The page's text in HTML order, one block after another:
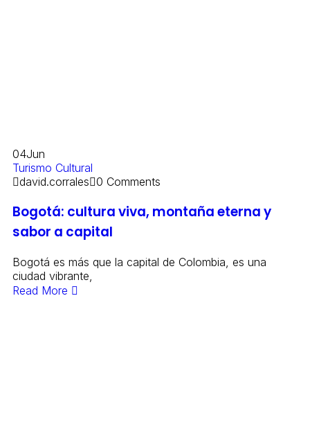
04Jun
Turismo Cultural
david.corrales 0 Comments
Bogotá: cultura viva, montaña eterna y
sabor a capital
Bogotá es más que la capital de Colombia, es una
ciudad vibrante,
Read More